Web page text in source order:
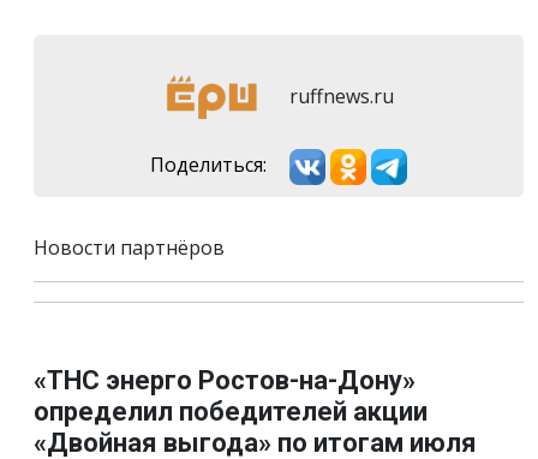
ruffnews.ru
Поделиться:
Новости партнёров
«ТНС энерго Ростов-на-Дону»
определил победителей акции
«Двойная выгода» по итогам июля